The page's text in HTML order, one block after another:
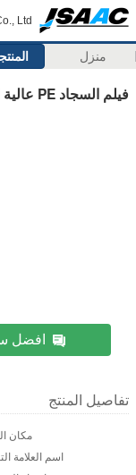
Ltd.
منزل
فيلم السجاد PE عالية التصاق غير بقايا
افضل
تفاصيل المنتج
مكان
اسم العلامة